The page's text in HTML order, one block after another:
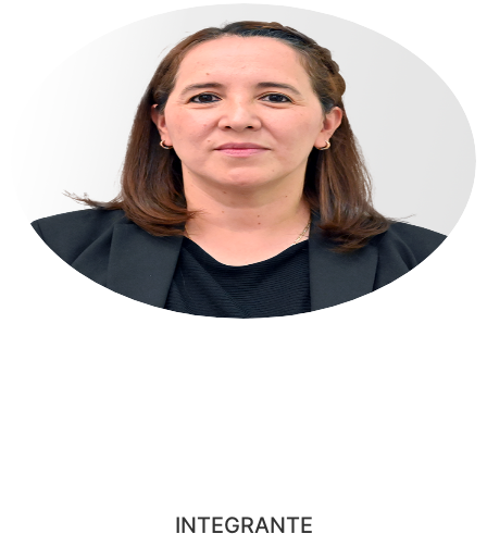
INTEGRANTE